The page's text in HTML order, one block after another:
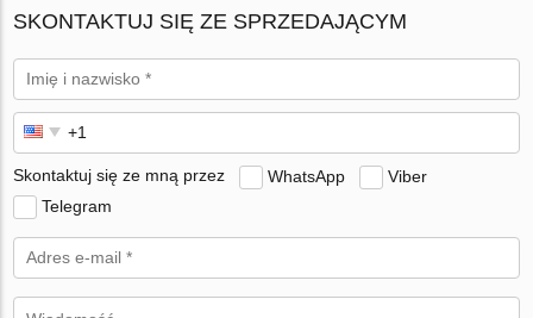
SKONTAKTUJ SIĘ ZE SPRZEDAJĄCYM
Skontaktuj się ze mną przez WhatsApp
Viber
Telegram